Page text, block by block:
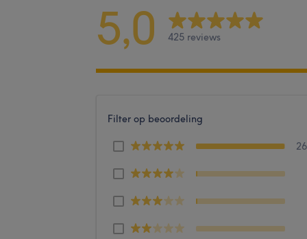
5,0 425 reviews
Filter op beoordeling